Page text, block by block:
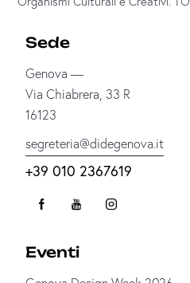
Sede
Genova —
Via Chiabrera, 33 R
16123
segreteria@didegenova.it
+39 010 2367619
Eventi